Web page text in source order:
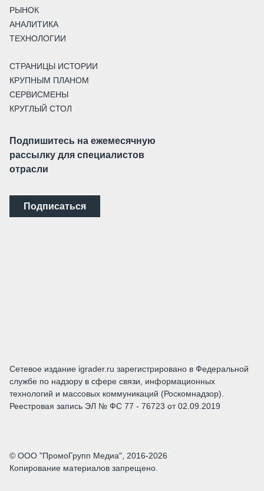
РЫНОК
АНАЛИТИКА
ТЕХНОЛОГИИ
СТРАНИЦЫ ИСТОРИИ
КРУПНЫМ ПЛАНОМ
СЕРВИСМЕНЫ
КРУГЛЫЙ СТОЛ
Подпишитесь на ежемесячную
рассылку для специалистов
отрасли
Подписаться
Сетевое издание igrader.ru зарегистрировано в Федеральной
службе по надзору в сфере связи, информационных
технологий и массовых коммуникаций (Роскомнадзор).
Реестровая запись ЭЛ № ФС 77 - 76723 от 02.09.2019
© ООО "ПромоГрупп Медиа", 2016-2026
Копирование материалов запрещено.